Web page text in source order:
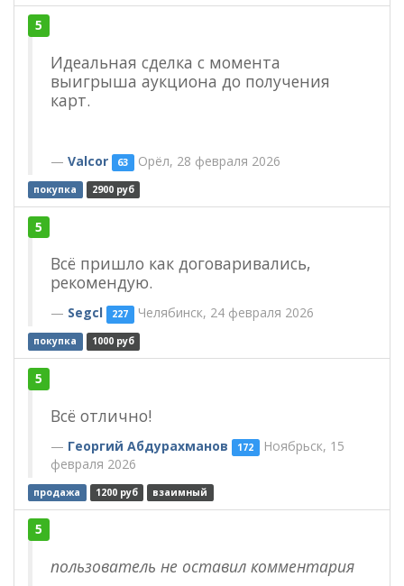
5
Идеальная сделка с момента
выигрыша аукциона до получения
карт.
Valcor 63 Орёл, 28 февраля 2026
покупка 2900 руб
5
Всё пришло как договаривались,
рекомендую.
Segcl 227 Челябинск, 24 февраля 2026
покупка 1000 руб
5
Всë отлично!
Георгий Абдурахманов 172 Ноябрьск, 15
февраля 2026
продажа 1200 руб взаимный
5
пользователь не оставил комментария